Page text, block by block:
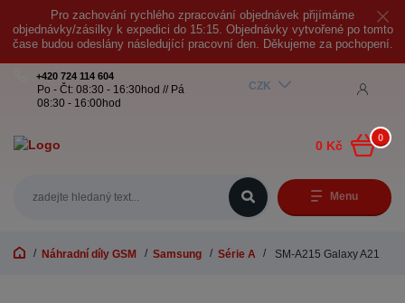
Pro zachování rychlého zpracování objednávek přijímáme
objednávky/zásilky k expedici do 15:15. Objednávky vytvořené po tomto
čase budou odeslány následující pracovní den. Děkujeme za pochopení.
Menu
CZK
+420 724 114 604
Po - Čt: 08:30 - 16:30hod // Pá
08:30 - 16:00hod
0
0 Kč
Náhradní díly GSM Samsung Série A SM-A215 Galaxy A21